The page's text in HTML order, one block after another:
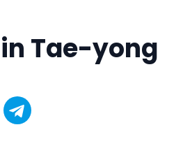
Tae-yong